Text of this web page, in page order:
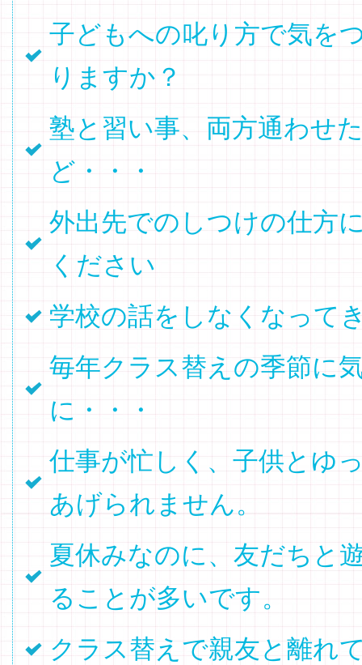
子どもへの叱り方で気を
りますか？
塾と習い事、両方通わせ
ど・・・
外出先でのしつけの仕方
ください
学校の話をしなくなって
毎年クラス替えの季節に
に・・・
仕事が忙しく、子供とゆ
あげられません。
夏休みなのに、友だちと
ることが多いです。
クラス替えで親友と離れ